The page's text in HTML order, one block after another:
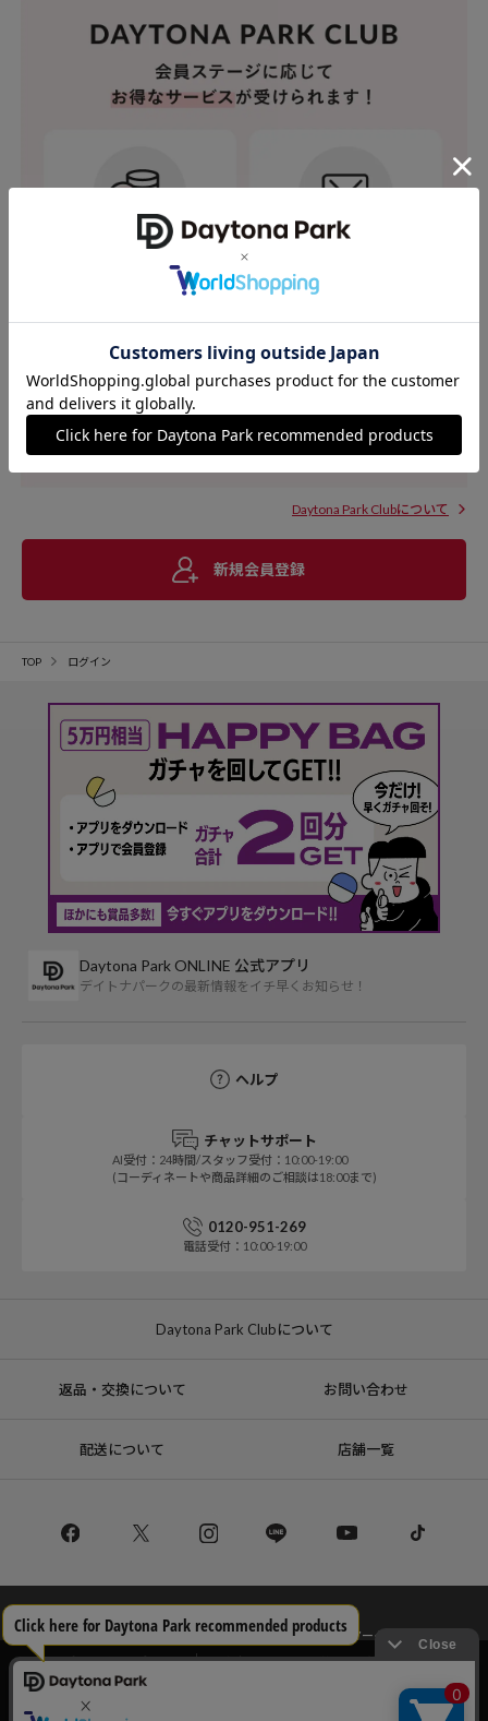
Daytona Park Clubについて
新規会員登録
TOP ログイン
Daytona Park ONLINE 公式アプリ
デイトナパークの最新情報をイチ早くお知らせ！
ヘルプ
チャットサポート
AI受付：24時間/スタッフ受付：10:00-19:00
(コーディネートや商品詳細のご相談は18:00まで)
0120-951-269
電話受付：10:00-19:00
Daytona Park Clubについて
返品・交換について お問い合わせ
配送について 店舗一覧
コーポレートサイト リクルート
サステナブルマークについて
プライバシーポリシー
特定商取引法・古物営業法に基づく表記
当サイトでは利用体験の向上およびコンテンツの最適な提供、トラフィック
の分析を目的としてCookieを使用しています。